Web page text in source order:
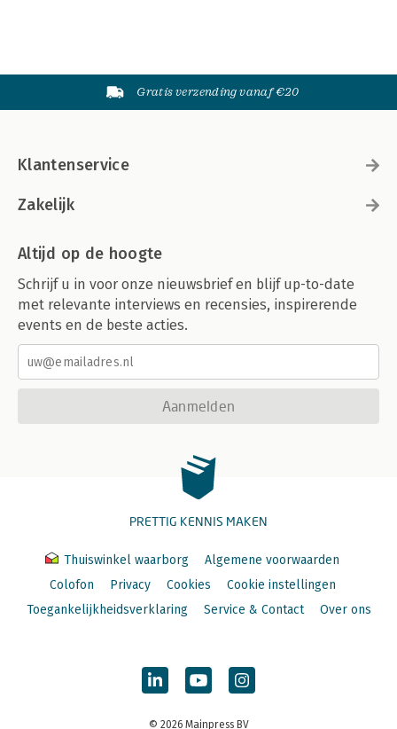
Gratis verzending vanaf €20
Klantenservice
Zakelijk
Altijd op de hoogte
Schrijf u in voor onze nieuwsbrief en blijf up-to-date
met relevante interviews en recensies, inspirerende
events en de beste acties.
Aanmelden
PRETTIG KENNIS MAKEN
Thuiswinkel waarborg
Algemene voorwaarden
Colofon
Privacy Cookies
Cookie instellingen
Toegankelijkheidsverklaring
Service & Contact Over ons
© 2026 Mainpress BV